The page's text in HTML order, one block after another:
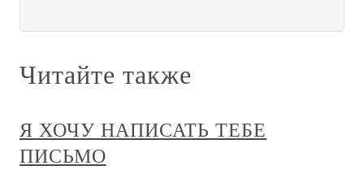
Читайте также
Я ХОЧУ НАПИСАТЬ ТЕБЕ
ПИСЬМО